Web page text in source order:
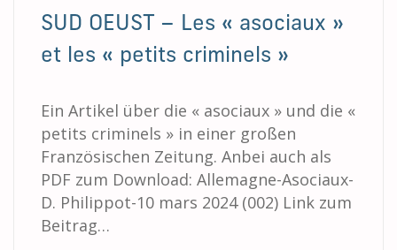
SUD OEUST – Les « asociaux »
et les « petits criminels »
Ein Artikel über die « asociaux » und die «
petits criminels » in einer großen
Französischen Zeitung. Anbei auch als
PDF zum Download: Allemagne-Asociaux-
D. Philippot-10 mars 2024 (002) Link zum
Beitrag…